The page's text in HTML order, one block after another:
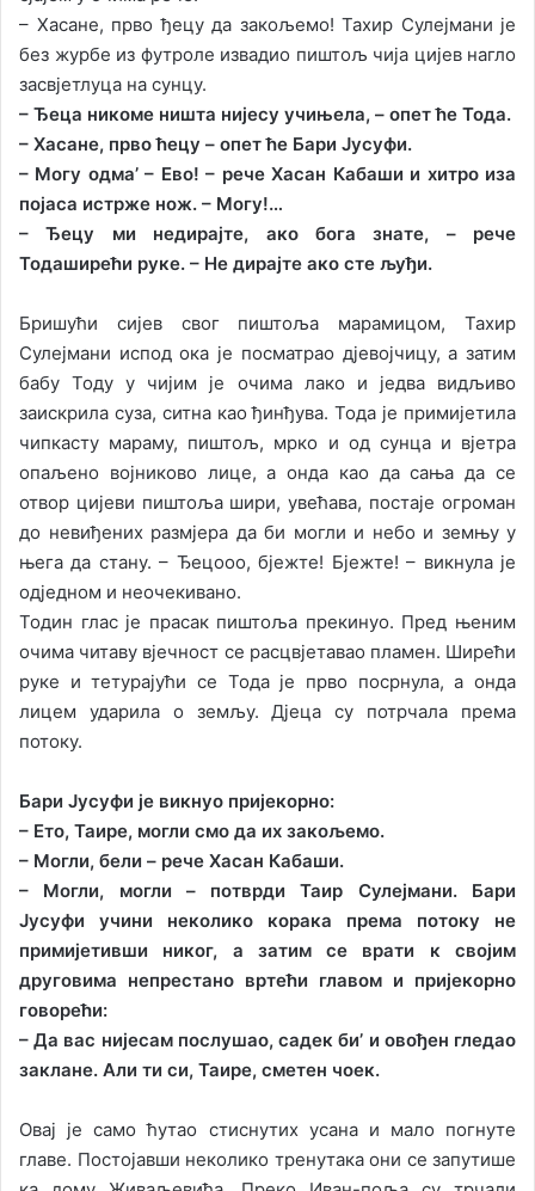
– Хасане, прво ђецу да закољемо! Тахир Сулејмани је
без журбе из футроле извадио пиштољ чија цијев нагло
засвјетлуца на сунцу.
– Ђеца никоме ништа нијесу учињела, – опет ће Тода.
– Хасане, прво ћецу – опет ће Бари Јусуфи.
– Могу одма’ – Ево! – рече Хасан Кабаши и хитро иза
појаса истрже нож. – Могу!…
– Ђецу ми недирајте, ако бога знате, – рече
Тодаширећи руке. – Не дирајте ако сте љуђи.
Бришући сијев свог пиштоља марамицом, Тахир
Сулејмани испод ока је посматрао дјевојчицу, а затим
бабу Тоду у чијим је очима лако и једва видљиво
заискрила суза, ситна као ђинђува. Тода је примијетила
чипкасту мараму, пиштољ, мрко и од сунца и вјетра
опаљено војниково лице, а онда као да сања да се
отвор цијеви пиштоља шири, увећава, постаје огроман
до невиђених размјера да би могли и небо и земњу у
њега да стану. – Ђецооо, бјежте! Бјежте! – викнула је
одједном и неочекивано.
Тодин глас је прасак пиштоља прекинуо. Пред њеним
очима читаву вјечност се расцвјетавао пламен. Ширећи
руке и тетурајући се Тода је прво посрнула, а онда
лицем ударила о земљу. Дјеца су потрчала према
потоку.
Бари Јусуфи је викнуо пријекорно:
– Ето, Таире, могли смо да их закољемо.
– Могли, бели – рече Хасан Кабаши.
– Могли, могли – потврди Таир Сулејмани. Бари
Јусуфи учини неколико корака према потоку не
примијетивши никог, а затим се врати к својим
друговима непрестано вртећи главом и пријекорно
говорећи:
– Да вас нијесам послушао, садек би’ и овођен гледао
заклане. Али ти си, Таире, сметен чоек.
Овај је само ћутао стиснутих усана и мало погнуте
главе. Постојавши неколико тренутака они се запутише